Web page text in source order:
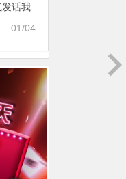
话我
资讯
01/04